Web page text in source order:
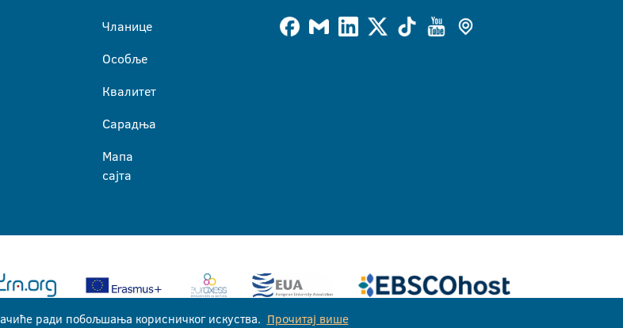
Чланице
Особље
Квалитет
Сарадња
Мапа
сајта
ради побољшања корисничког искуства. Прочитај више